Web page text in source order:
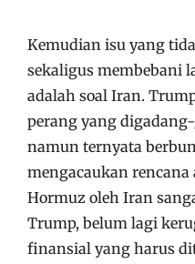
Kemudian isu yang
sekaligus membebani
adalah soal Iran.
perang yang
namun ternyata
mengacaukan rencana
Hormuz oleh Iran
Trump, belum lagi
finansial yang harus